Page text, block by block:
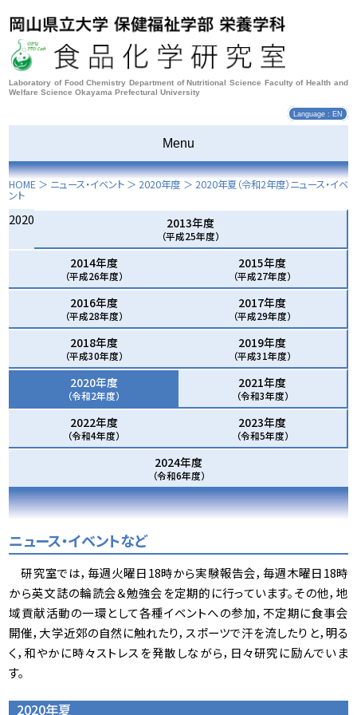
Laboratory of Food Chemistry Department of Nutritional Science Faculty of Health and
Welfare Science Okayama Prefectural University
Language : EN
Menu
HOME ＞ ニュース・イベント ＞ 2020年度 ＞ 2020年夏（令和2年度）ニュース・イベ
ント
2020 2013年度
（平成25年度）
2014年度
（平成26年度）
2015年度
（平成27年度）
2016年度
（平成28年度）
2017年度
（平成29年度）
2018年度
（平成30年度）
2019年度
（平成31年度）
2020年度
（令和2年度）
2021年度
（令和3年度）
2022年度
（令和4年度）
2023年度
（令和5年度）
2024年度
（令和6年度）
ニュース・イベントなど
研究室では，毎週火曜日18時から実験報告会，毎週木曜日18時
から英文誌の輪読会＆勉強会を定期的に行っています。その他，地
域貢献活動の一環として各種イベントへの参加，不定期に食事会
開催，大学近郊の自然に触れたり，スポーツで汗を流したりと，明る
く，和やかに時々ストレスを発散しながら，日々研究に励んでいま
す。
2020年夏